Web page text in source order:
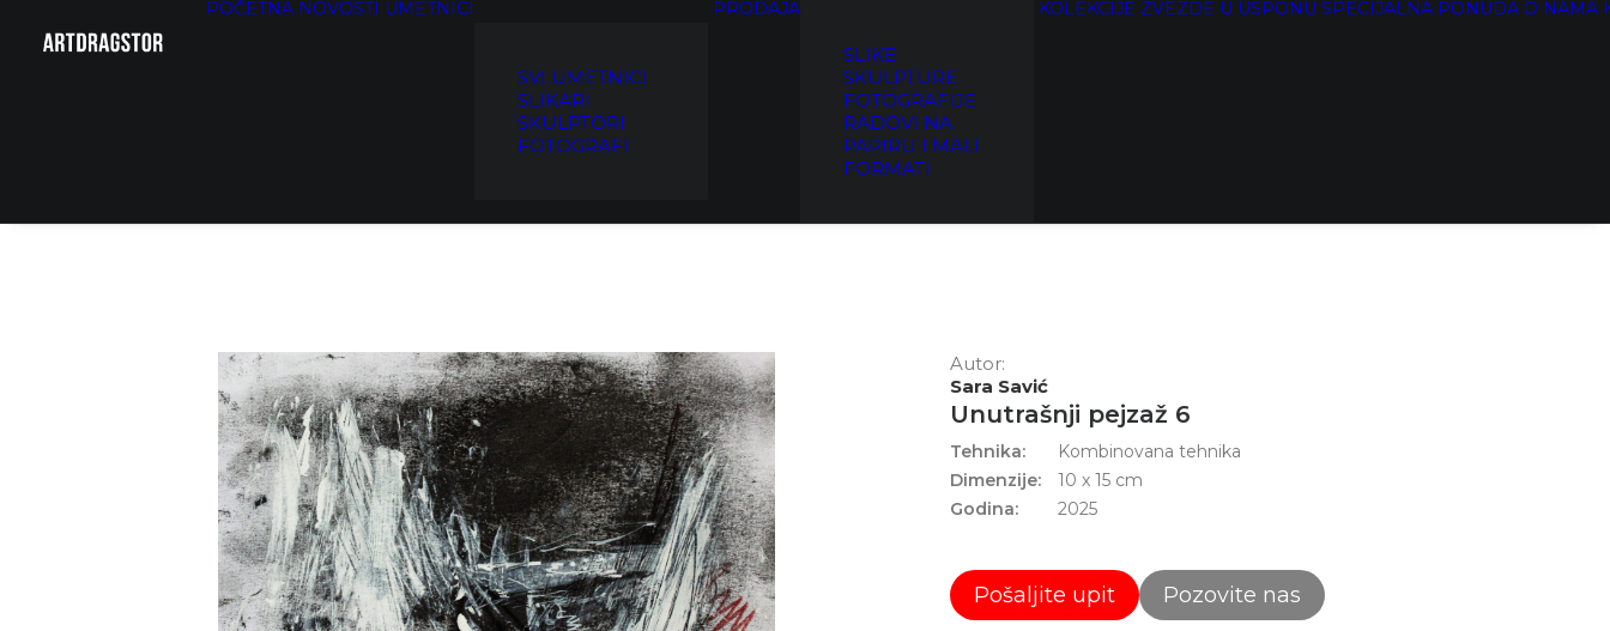
POČETNA NOVOSTI UMETNICI
SVI UMETNICI
SLIKARI
SKULPTORI
FOTOGRAFI
PRODAJA
SLIKE
SKULPTURE
FOTOGRAFIJE
RADOVI NA
PAPIRU I MALI
FORMATI
KOLEKCIJE ZVEZDE U USPONU SPECIJALNA PONUDA O NAMA
Autor:
Sara Savić
Unutrašnji pejzaž 6
Tehnika:
Kombinovana tehnika
Dimenzije:
10 x 15 cm
Godina:
2025
Pošaljite upit Pozovite nas